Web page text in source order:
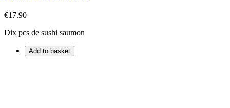
€17.90
Dix pcs de sushi saumon
Add to basket